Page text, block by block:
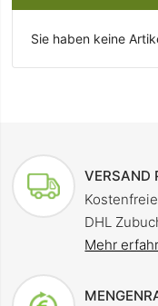
Sie haben keine
VERSAND
DHL
Mehr